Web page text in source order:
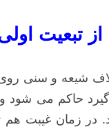
تبعیت
شیعه و
حاکم می شود و
در زمان غیبت